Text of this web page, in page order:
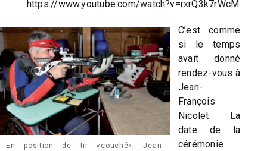
https://www.youtube.com/watch?v=rxrQ3k7rWcM
En position de tir «couché», Jean-
C’est comme
si le temps
avait donné
rendez-vous à
Jean-
François
Nicolet. La
date de la
cérémonie